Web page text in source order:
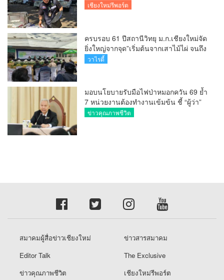
ตั้งในวันพรุ่งนี้
เชียงใหม่รีพอร์ต
ครบรอบ 61 ปีสถานีวิทยุ ม.ก.เชียงใหม่จัด
ยิ่งใหญ่จากจุด”เริ่มต้นจากเสาไม้ไผ่ จนถึง
วันที่มี KURplus ในวันนี้”
วาไรตี้
มอบนโยบายรับมือไฟป่าหมอกควัน 69 ย้ำ
7 หน่วยงานต้องทำงานเข้มข้น ชี้ “ผู้ว่า”
คีย์แมนสำคัญทำปัญหาลด
ข่าวคุณภาพชีวิต
สมาคมผู้สื่อข่าวเชียงใหม่
ข่าวสารสมาคม
Editor Talk
The Exclusive
ข่าวคุณภาพชีวิต
เชียงใหม่รีพอร์ต